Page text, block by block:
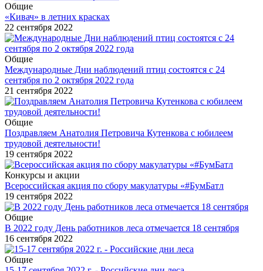
Общие
«Кивач» в летних красках
22 сентября 2022
Общие
Международные Дни наблюдений птиц состоятся с 24
сентября по 2 октября 2022 года
21 сентября 2022
Общие
Поздравляем Анатолия Петровича Кутенкова с юбилеем
трудовой деятельности!
19 сентября 2022
Конкурсы и акции
Всероссийская акция по сбору макулатуры «#БумБатл
19 сентября 2022
Общие
В 2022 году День работников леса отмечается 18 сентября
16 сентября 2022
Общие